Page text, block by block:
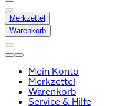
Merkzettel
Warenkorb
Mein Konto
Merkzettel
Warenkorb
Service & Hilfe